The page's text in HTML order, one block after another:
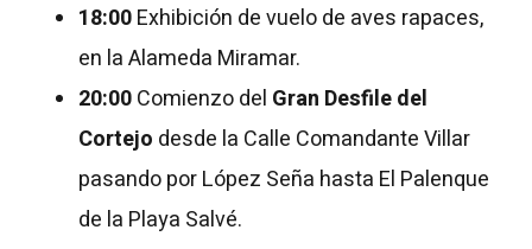
18:00Exhibición de vuelo de aves rapaces,
en la Alameda Miramar.
20:00Comienzo del Gran Desfile del
Cortejo desde la Calle Comandante Villar
pasando por López Seña hasta El Palenque
de la Playa Salvé.